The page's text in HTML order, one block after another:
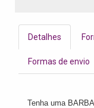
Detalhes
Formas de envio
Tenha uma